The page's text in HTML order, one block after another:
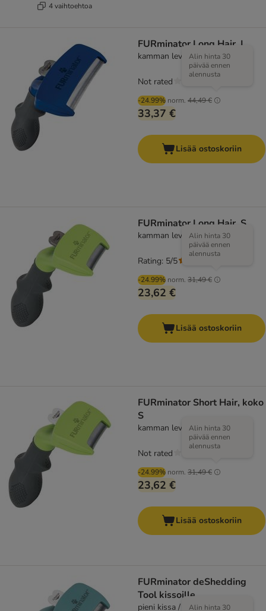
4 vaihtoehtoa
FURminator Long Hair, L
kamman leveys 9,6 cm
-24.99% norm. 44,49 €
Alin hinta 30
päivää ennen
alennusta
33,37 €
Not rated
Lisää ostoskoriin
FURminator Long Hair, S
kamman leveys 3,8 cm
-24.99% norm. 31,49 €
Alin hinta 30
päivää ennen
alennusta
23,62 €
Rating: 5/5
Lisää ostoskoriin
FURminator Short Hair, koko
S
kamman leveys 3,8 cm
-24.99% norm. 31,49 €
Alin hinta 30
päivää ennen
alennusta
23,62 €
Not rated
Lisää ostoskoriin
FURminator deShedding
Tool kissoille
pieni kissa / lyhytkarvainen
Alin hinta 30